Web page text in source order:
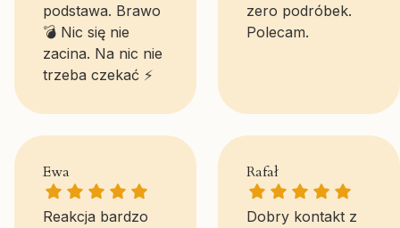
podstawa. Brawo
💣 Nic się nie
zacina. Na nic nie
trzeba czekać ⚡
zero podróbek.
Polecam.
Ewa
Ewa gave a rating of: 5
Reakcja bardzo
Rafał
Rafał gave a
Dobry kontakt z